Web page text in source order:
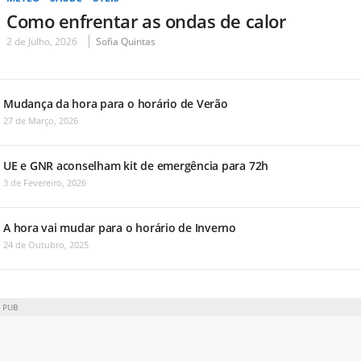
Como enfrentar as ondas de calor
2 de Julho, 2026 Sofia Quintas
Mudança da hora para o horário de Verão
27 de Março, 2026
UE e GNR aconselham kit de emergência para 72h
3 de Fevereiro, 2026
A hora vai mudar para o horário de Inverno
24 de Outubro, 2025
PUB